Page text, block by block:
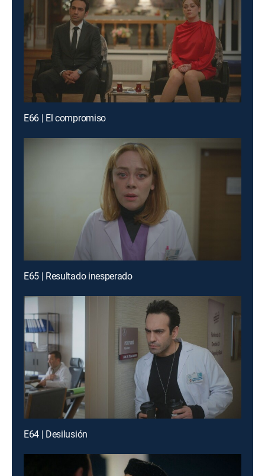
E66 | El compromiso
E65 | Resultado inesperado
E64 | Desilusión